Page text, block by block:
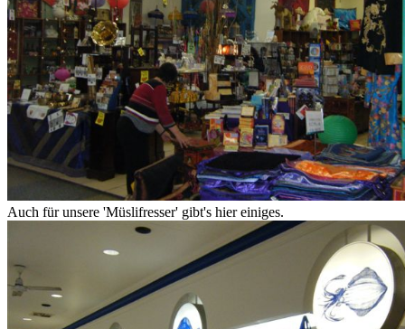
Auch für unsere 'Müslifresser' gibt's hier einiges.